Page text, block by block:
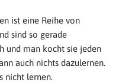
ist eine Reihe von
sind so gerade
und man kocht sie jeden
auch nichts dazulernen.
nicht lernen.